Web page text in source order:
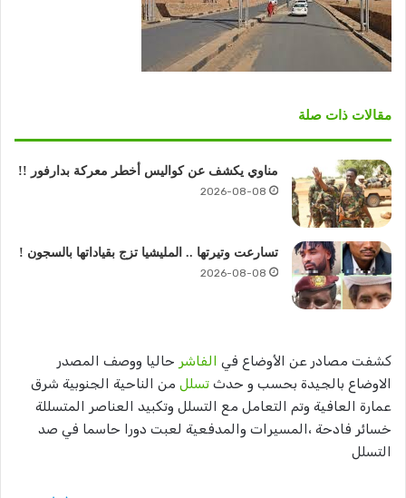
مقالات ذات صلة
مناوي يكشف عن كواليس أخطر معركة بدارفور !!
2026-08-08
تسارعت وتيرتها .. المليشيا تزج بقياداتها بالسجون !
2026-08-08
كشفت مصادر عن الأوضاع في الفاشر حاليا ووصف المصدر
الاوضاع بالجيدة بحسب و حدث تسلل من الناحية الجنوبية شرق
عمارة العافية وتم التعامل مع التسلل وتكبيد العناصر المتسللة
خسائر فادحة ،المسيرات والمدفعية لعبت دورا حاسما في صد
التسلل